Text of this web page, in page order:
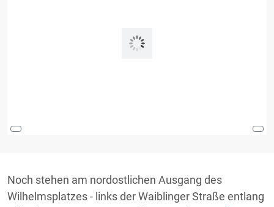
Noch stehen am nordostlichen Ausgang des
Wilhelmsplatzes - links der Waiblinger Straße entlang